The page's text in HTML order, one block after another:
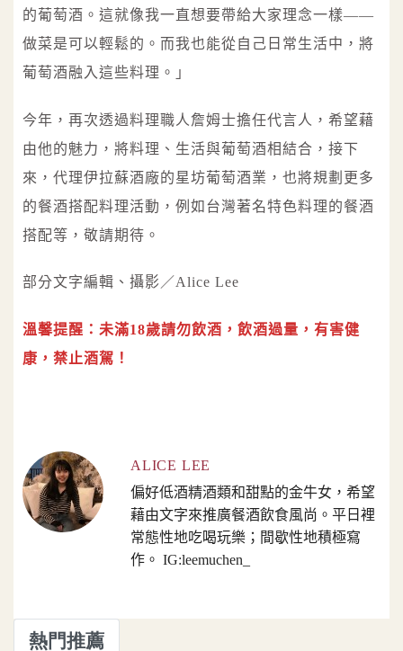
的葡萄酒。這就像我一直想要帶給大家理念一樣——
做菜是可以輕鬆的。而我也能從自己日常生活中，將
葡萄酒融入這些料理。」
今年，再次透過料理職人詹姆士擔任代言人，希望藉
由他的魅力，將料理、生活與葡萄酒相結合，接下
來，代理伊拉蘇酒廠的星坊葡萄酒業，也將規劃更多
的餐酒搭配料理活動，例如台灣著名特色料理的餐酒
搭配等，敬請期待。
部分文字編輯、攝影／Alice Lee
溫馨提醒：未滿18歲請勿飲酒，飲酒過量，有害健
康，禁止酒駕！
ALICE LEE
偏好低酒精酒類和甜點的金牛女，希望
藉由文字來推廣餐酒飲食風尚。平日裡
常態性地吃喝玩樂；間歇性地積極寫
作。 IG:leemuchen_